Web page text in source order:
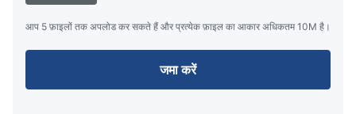
आप 5 फ़ाइलों तक अपलोड कर सकते हैं और प्रत्येक फ़ाइल का आकार अधिकतम 10M है।
जमा करें